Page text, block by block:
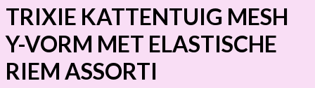
TRIXIE KATTENTUIG MESH
Y-VORM MET ELASTISCHE
RIEM ASSORTI